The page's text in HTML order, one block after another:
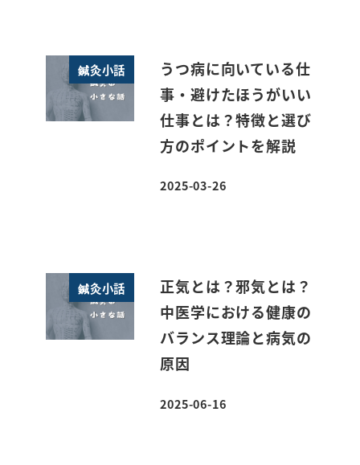
鍼灸小話
うつ病に向いている仕
事・避けたほうがいい
仕事とは？特徴と選び
方のポイントを解説
投稿日
2025-03-26
鍼灸小話
正気とは？邪気とは？
中医学における健康の
バランス理論と病気の
原因
投稿日
2025-06-16